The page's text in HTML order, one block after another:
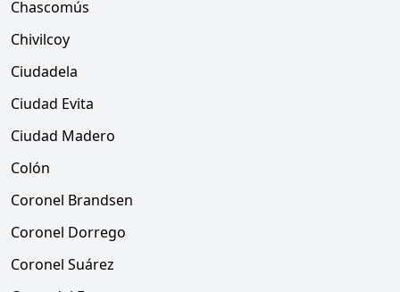
Chascomús
Chivilcoy
Ciudadela
Ciudad Evita
Ciudad Madero
Colón
Coronel Brandsen
Coronel Dorrego
Coronel Suárez